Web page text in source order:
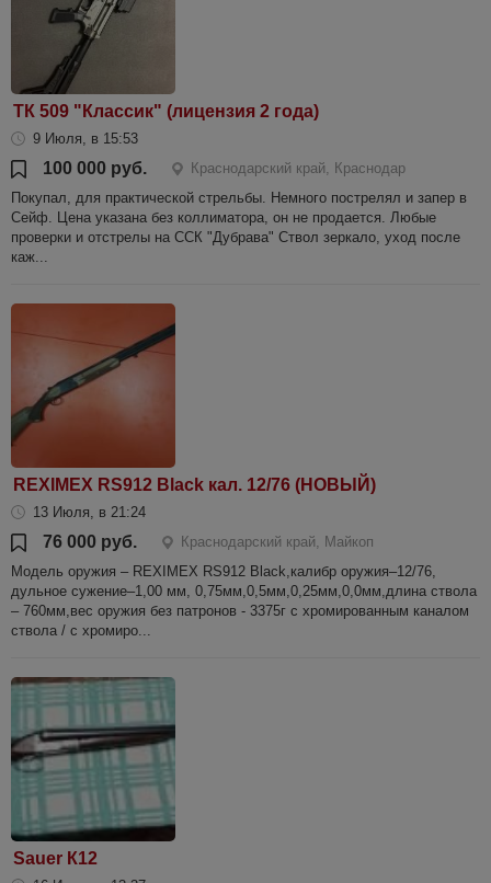
ТК 509 "Классик" (лицензия 2 года)
9 Июля, в 15:53
100 000 руб.
Краснодарский край, Краснодар
Покупал, для практической стрельбы. Немного пострелял и запер в
Сейф. Цена указана без коллиматора, он не продается. Любые
проверки и отстрелы на ССК "Дубрава" Ствол зеркало, уход после
каж...
REXIMEX RS912 Black кал. 12/76 (НОВЫЙ)
13 Июля, в 21:24
76 000 руб.
Краснодарский край, Майкоп
Модель оружия – REXIMEX RS912 Black,калибр оружия–12/76,
дульное сужение–1,00 мм, 0,75мм,0,5мм,0,25мм,0,0мм,длина ствола
– 760мм,вес оружия без патронов - 3375г с хромированным каналом
ствола / с хромиро...
Sauer К12